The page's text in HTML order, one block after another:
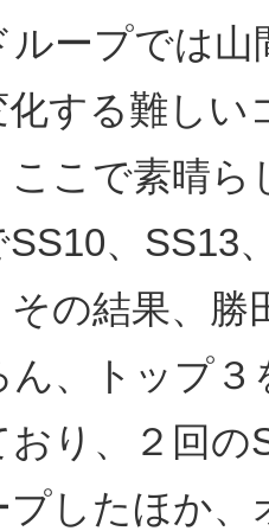
ループでは
化する難し
ここで素晴
、SS13
その結果、
ん、トップ
おり、２回
プしたほか